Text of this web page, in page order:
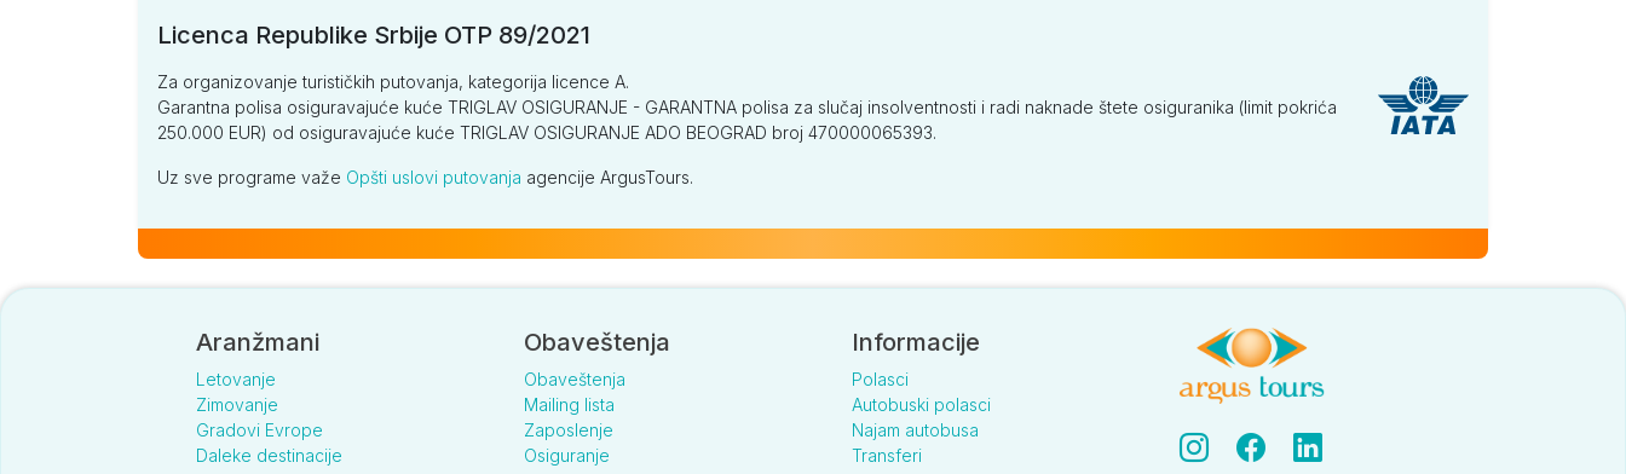
Licenca Republike Srbije OTP 89/2021
Za organizovanje turističkih putovanja, kategorija licence A.
Garantna polisa osiguravajuće kuće TRIGLAV OSIGURANJE - GARANTNA polisa za slučaj insolventnosti i radi naknade štete osiguranika (limit pokrića
250.000 EUR) od osiguravajuće kuće TRIGLAV OSIGURANJE ADO BEOGRAD broj 470000065393.
Uz sve programe važe Opšti uslovi putovanja agencije ArgusTours.
Aranžmani
Letovanje
Zimovanje
Gradovi Evrope
Daleke destinacije
Obaveštenja
Obaveštenja
Mailing lista
Zaposlenje
Osiguranje
Informacije
Polasci
Autobuski polasci
Najam autobusa
Transferi